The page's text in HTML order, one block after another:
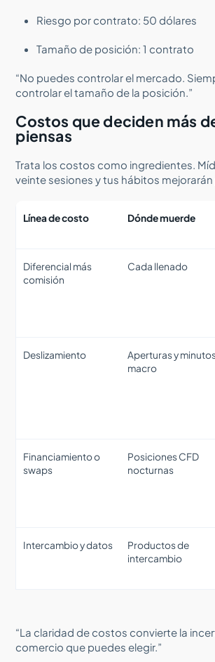
Riesgo por contrato: 50 dólares
Tamaño de posición: 1 contrato
“No puedes controlar el mercado.
controlar el tamaño de la posición.”
Costos que deciden más
piensas
Trata los costos como ingredientes.
veinte sesiones y tus hábitos
Línea de costo Dónde muerde
Diferencial más
comisión
Cada llenado
Deslizamiento
Aperturas y
macro
Financiamiento o
swaps
Posiciones CFD
nocturnas
Intercambio y datos
Productos de
intercambio
“La claridad de costos convierte la
comercio que puedes elegir.”